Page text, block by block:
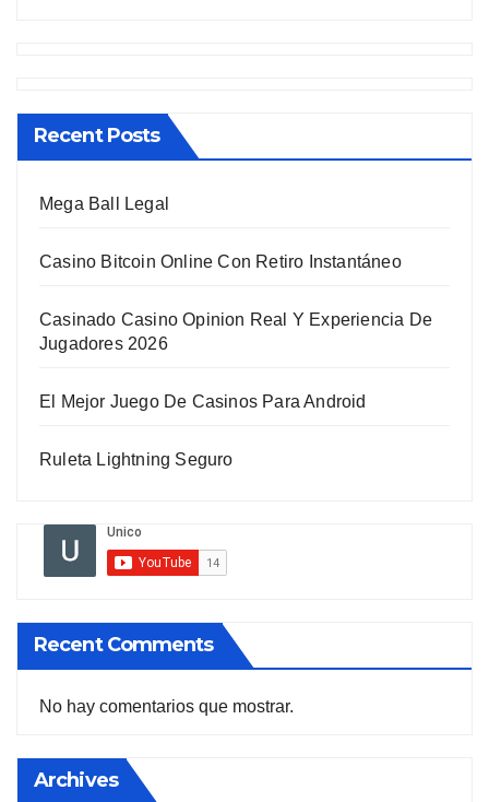
Recent Posts
Mega Ball Legal
Casino Bitcoin Online Con Retiro Instantáneo
Casinado Casino Opinion Real Y Experiencia De
Jugadores 2026
El Mejor Juego De Casinos Para Android
Ruleta Lightning Seguro
Recent Comments
No hay comentarios que mostrar.
Archives